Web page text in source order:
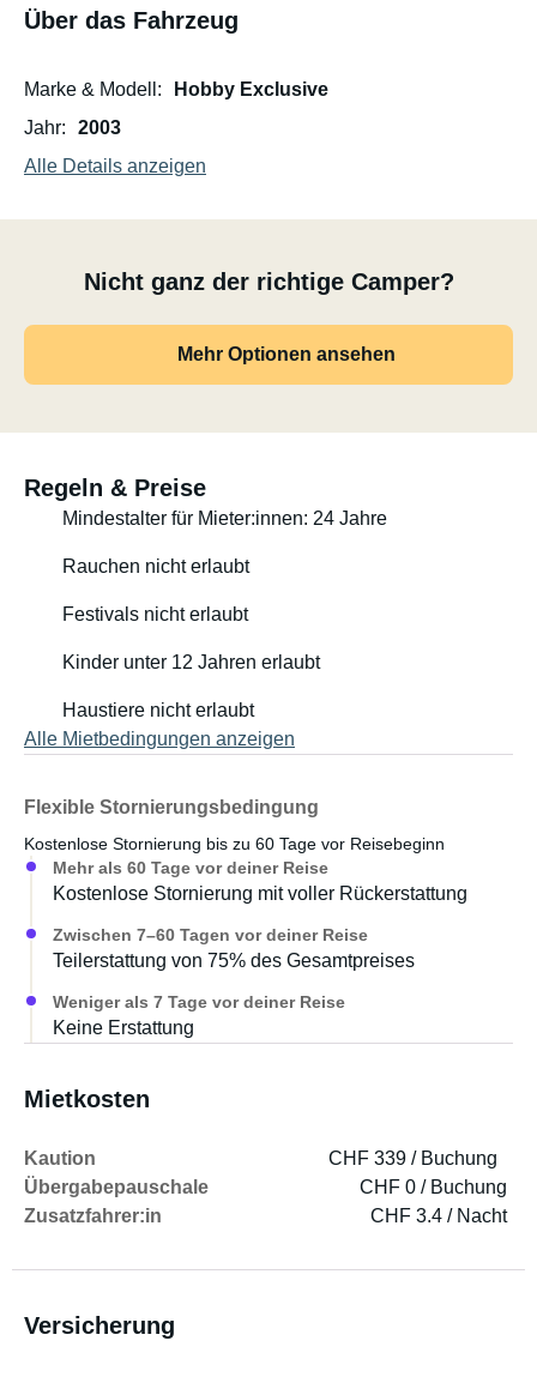
Über das Fahrzeug
Marke & Modell
Hobby Exclusive
Jahr
2003
Alle Details anzeigen
Nicht ganz der richtige Camper?
Mehr Optionen ansehen
Regeln & Preise
Mindestalter für Mieter:innen: 24 Jahre
Rauchen nicht erlaubt
Festivals nicht erlaubt
Kinder unter 12 Jahren erlaubt
Haustiere nicht erlaubt
Alle Mietbedingungen anzeigen
Flexible Stornierungsbedingung
Kostenlose Stornierung bis zu 60 Tage vor Reisebeginn
Mehr als 60 Tage vor deiner Reise
Kostenlose Stornierung mit voller Rückerstattung
Zwischen 7–60 Tagen vor deiner Reise
Teilerstattung von 75% des Gesamtpreises
Weniger als 7 Tage vor deiner Reise
Keine Erstattung
Mietkosten
Kaution
CHF 339 / Buchung
Übergabepauschale
CHF 0 / Buchung
Zusatzfahrer:in
CHF 3.4 / Nacht
Versicherung